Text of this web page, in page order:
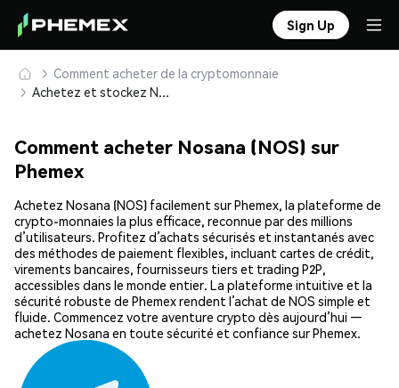
Sign Up
Comment acheter de la cryptomonnaie
Achetez et stockez Nosana (NOS) en toute sécurité
Comment acheter Nosana (NOS) sur
Phemex
Achetez Nosana (NOS) facilement sur Phemex, la plateforme de
crypto-monnaies la plus efficace, reconnue par des millions
d’utilisateurs. Profitez d’achats sécurisés et instantanés avec
des méthodes de paiement flexibles, incluant cartes de crédit,
virements bancaires, fournisseurs tiers et trading P2P,
accessibles dans le monde entier. La plateforme intuitive et la
sécurité robuste de Phemex rendent l’achat de NOS simple et
fluide. Commencez votre aventure crypto dès aujourd’hui —
achetez Nosana en toute sécurité et confiance sur Phemex.